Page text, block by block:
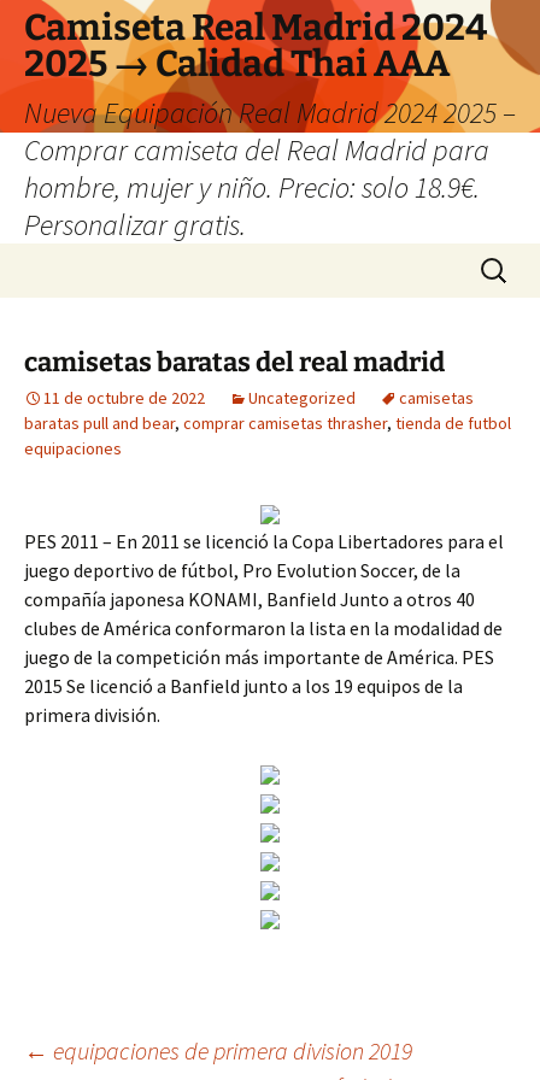
Camiseta Real Madrid 2024
2025 → Calidad Thai AAA
Nueva Equipación Real Madrid 2024 2025 –
Comprar camiseta del Real Madrid para
hombre, mujer y niño. Precio: solo 18.9€.
Personalizar gratis.
Buscar:
camisetas baratas del real madrid
11 de octubre de 2022 Uncategorized
camisetas
baratas pull and bear, comprar camisetas thrasher, tienda de futbol
equipaciones
PES 2011 – En 2011 se licenció la Copa Libertadores para el
juego deportivo de fútbol, Pro Evolution Soccer, de la
compañía japonesa KONAMI, Banfield Junto a otros 40
clubes de América conformaron la lista en la modalidad de
juego de la competición más importante de América. PES
2015 Se licenció a Banfield junto a los 19 equipos de la
primera división.
← equipaciones de primera division 2019